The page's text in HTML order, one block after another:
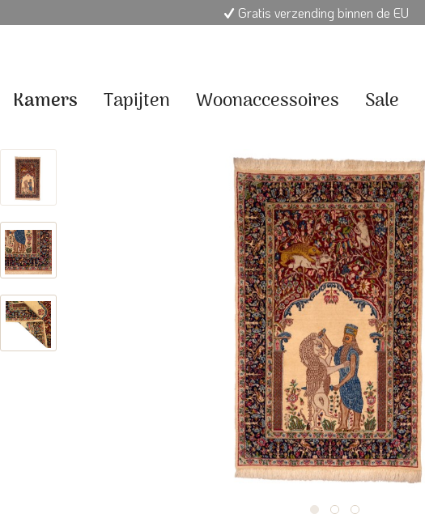
Gratis verzending binnen de EU
Kamers Tapijten Woonaccessoires Sale